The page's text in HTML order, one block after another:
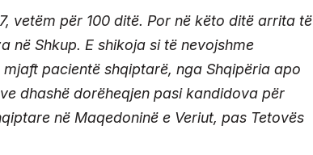
vetëm për 100 ditë. Por në këto ditë arrita të
në Shkup. E shikoja si të nevojshme
pacientë shqiptarë, nga Shqipëria apo
dhashë dorëheqjen pasi kandidova për
në Maqedoninë e Veriut, pas Tetovës